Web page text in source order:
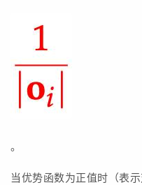
。
当优势函数为正值时（表